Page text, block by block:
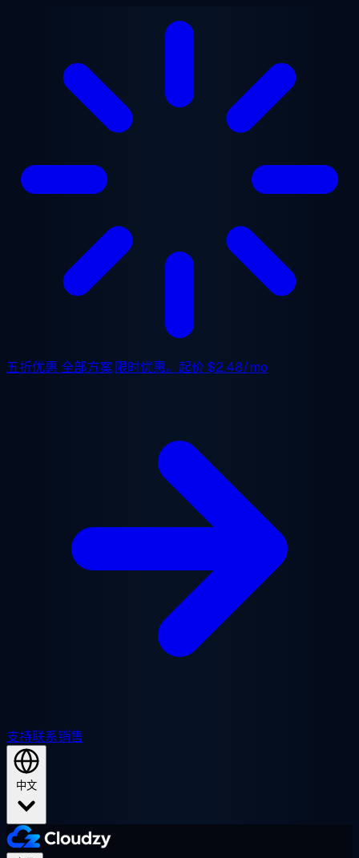
五折优惠 全部方案,限时优惠。起价$2.48/mo
支持联系销售
中文